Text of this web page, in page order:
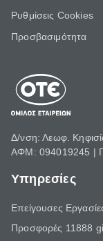
Ρυθμίσεις Cookies
Προσβασιμότητα
Δ/νση: Λεωφ.
ΑΦΜ: 094019245 |
Υπηρεσίες
Επείγουσες
Προσφορές 11888